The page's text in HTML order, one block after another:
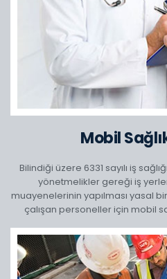
Mobil
Bilindiği üzere 6331 sayılı iş
yönetmelikler gereği iş
muayenelerinin yapılması yasal
çalışan personeller için mobil